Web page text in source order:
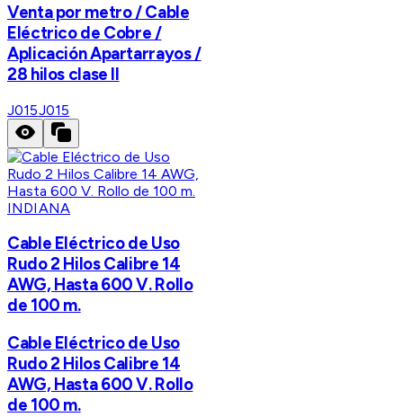
Venta por metro / Cable
Eléctrico de Cobre /
Aplicación Apartarrayos /
28 hilos clase II
J015J015
INDIANA
Cable Eléctrico de Uso
Rudo 2 Hilos Calibre 14
AWG, Hasta 600 V. Rollo
de 100 m.
Cable Eléctrico de Uso
Rudo 2 Hilos Calibre 14
AWG, Hasta 600 V. Rollo
de 100 m.